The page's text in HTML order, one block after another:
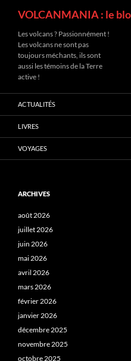
VOLCANMANIA : le
Les volcans ? Passionnément !
Les volcans ne sont pas
toujours méchants, ils sont
aussi les témoins de la Terre
active !
ACTUALITÉS
LIVRES
VOYAGES
ARCHIVES
août 2026
juillet 2026
juin 2026
mai 2026
avril 2026
mars 2026
février 2026
janvier 2026
décembre 2025
novembre 2025
octobre 2025